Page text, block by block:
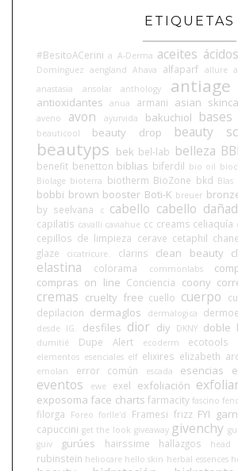
ETIQUETAS
#BesitoACerini a A-Derma aceites ácidos
Domínguez aengland Ahava alfaparf allure
anastasia ansolar anthology antiage
antioxidantes anua armani asian
aveno avon ayurvida bakuchiol bases
beauticool beauty drop beauty
beautyps bek bel-lab belleza
benefit benetton biblias biferdil bio oil
Biolage bioterra biotherm BioZone bkd Blas
bobbi brown booster Boti-K breuer
by seelvana
c cabello cabello
capilatis cavalli caviahue cc creams celiaquía
cepillos de limpieza cerave cetaphil
glaze
cicatricure. clarins clean beauty
elastina
colorama commonlabs
compras on line Conciencia coony
cremas cruelty free cuello cuerpo
depilacion dermaglos dermalogica
desde IG. desfiles dior diy DKNY doble
dumitié Dupe Alert ecoderm ecotools
elementos esenciales elf elixires elizabeth
emolan error común escada esencias
eventos ewe exel exfoliación
exposoma face charts farmacity fascino
filorga
Foreo forlle'd Framesi frizz FYI
capuccini get the look giveaway givenchy
guiv gurúes hairssime hallazgos head
rubinstein heliocare hello skin herbal essences